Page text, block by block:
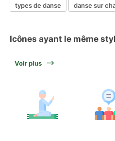
types de danse
danse sur
Icônes ayant le même
Voir plus